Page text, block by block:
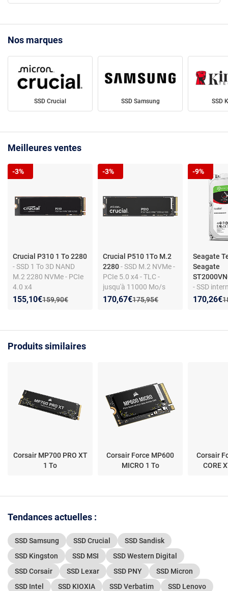
Nos marques
SSD Crucial SSD Samsung SSD
Meilleures ventes
Crucial P310 1 To 2280
- SSD 1 To 3D NAND
M.2 2280 NVMe - PCIe
4.0 x4
Ancien prix :
159,90€
Nouveau prix :
155,10€
Réduction de :
-3%
Crucial P510 1To M.2
2280- SSD M.2 NVMe -
PCIe 5.0 x4 - TLC -
jusqu'à 11000 Mo/s
lecture - 9500 Mo/s
Ancien prix :
175,95€
Nouveau prix :
170,67€
Réduction de :
-3%
Seagate
Seagate
- SSD
6Gb/s - 64
Nouveau
170,26€
-9%
Produits similaires
Corsair MP700 PRO XT
1 To
Corsair Force MP600
MICRO 1 To
Corsair
CORE
Tendances actuelles :
SSD Samsung SSD Crucial
SSD Sandisk
SSD Kingston
SSD MSI
SSD Western Digital
SSD Corsair
SSD Lexar SSD PNY
SSD Micron
SSD Intel
SSD KIOXIA SSD Verbatim
SSD Lenovo